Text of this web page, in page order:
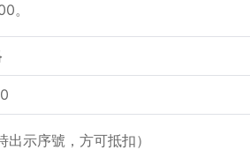
。
示序號，方可抵扣）